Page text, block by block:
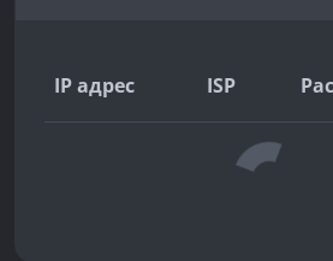
IP адрес ISP